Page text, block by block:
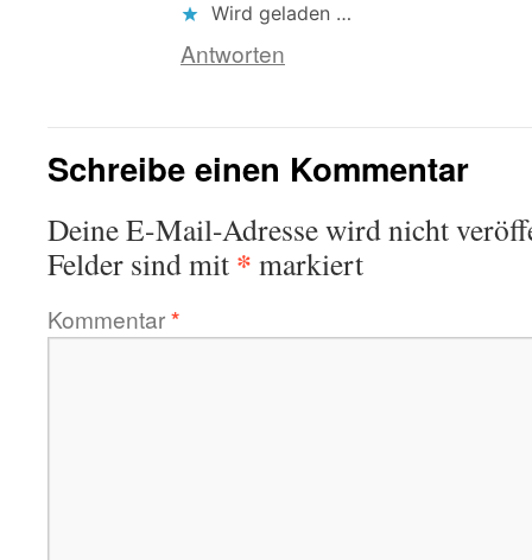
Wird geladen …
Antworten
Schreibe einen Kommentar
Deine E-Mail-Adresse wird nicht
Felder sind mit * markiert
Kommentar*